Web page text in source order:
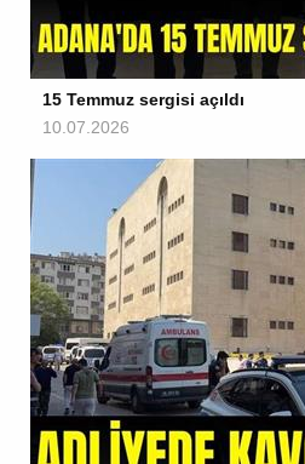
15 Temmuz sergisi açıldı
10.07.2026